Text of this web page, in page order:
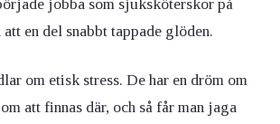
jobba som sjuksköterskor på
en del snabbt tappade glöden.
om etisk stress. De har en dröm om
att finnas där, och så får man jaga